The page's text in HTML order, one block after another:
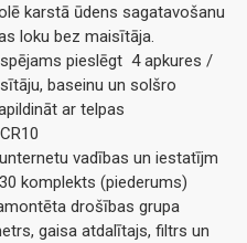
karstā ūdens sagatavošanu
loku bez maisītāja.
pieslēgt 4 apkures /
baseinu un solšro
ar telpas
vadības un iestatījm
komplekts (piederums)
drošības grupa
gaisa atdalītajs, filtrs un